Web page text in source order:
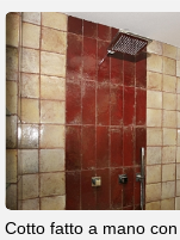
di Cuofano Ferdinando &C.
presenti sul portale